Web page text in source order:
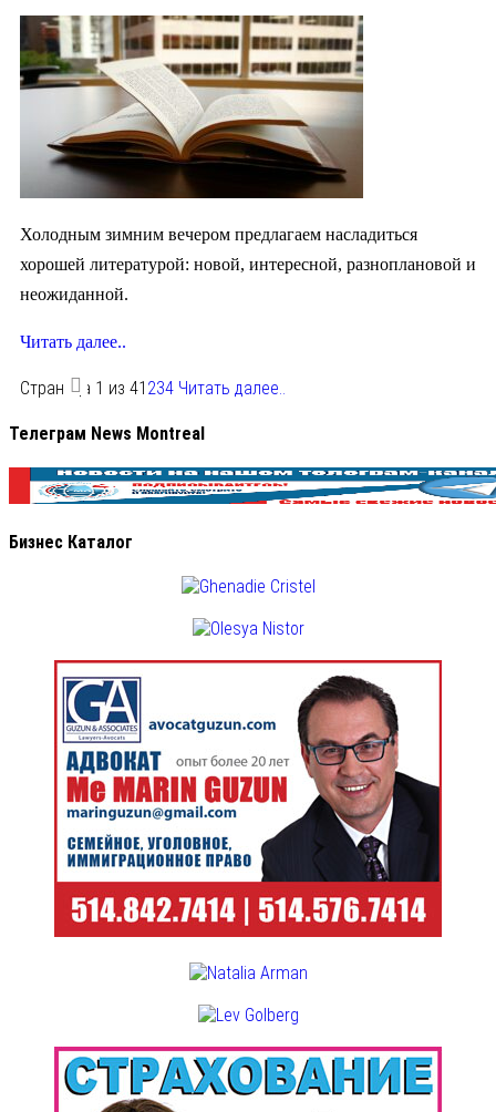
Холодным зимним вечером предлагаем насладиться
хорошей литературой: новой, интересной, разноплановой и
неожиданной.
Читать далее..
Страница 1 из 41 234 Читать далее..
Телеграм News Montreal
Бизнес Каталог